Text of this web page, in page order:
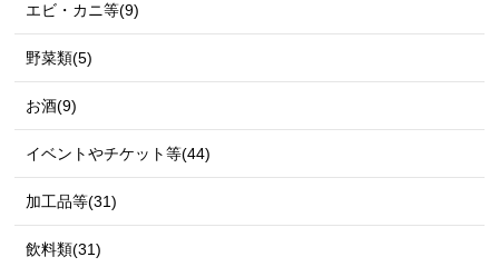
エビ・カニ等(9)
野菜類(5)
お酒(9)
イベントやチケット等(44)
加工品等(31)
飲料類(31)